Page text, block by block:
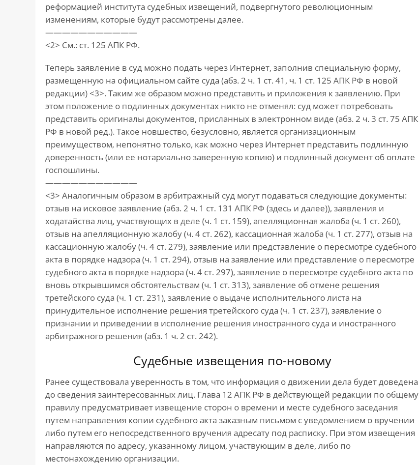
реформацией института судебных извещений, подвергнутого революционным
изменениям, которые будут рассмотрены далее.
———————————
<2> См.: ст. 125 АПК РФ.
Теперь заявление в суд можно подать через Интернет, заполнив специальную форму,
размещенную на официальном сайте суда (абз. 2 ч. 1 ст. 41, ч. 1 ст. 125 АПК РФ в новой
редакции) <3>. Таким же образом можно представить и приложения к заявлению. При
этом положение о подлинных документах никто не отменял: суд может потребовать
представить оригиналы документов, присланных в электронном виде (абз. 2 ч. 3 ст. 75 АПК
РФ в новой ред.). Такое новшество, безусловно, является организационным
преимуществом, непонятно только, как можно через Интернет представить подлинную
доверенность (или ее нотариально заверенную копию) и подлинный документ об оплате
госпошлины.
———————————
<3> Аналогичным образом в арбитражный суд могут подаваться следующие документы:
отзыв на исковое заявление (абз. 2 ч. 1 ст. 131 АПК РФ (здесь и далее)), заявления и
ходатайства лиц, участвующих в деле (ч. 1 ст. 159), апелляционная жалоба (ч. 1 ст. 260),
отзыв на апелляционную жалобу (ч. 4 ст. 262), кассационная жалоба (ч. 1 ст. 277), отзыв на
кассационную жалобу (ч. 4 ст. 279), заявление или представление о пересмотре судебного
акта в порядке надзора (ч. 1 ст. 294), отзыв на заявление или представление о пересмотре
судебного акта в порядке надзора (ч. 4 ст. 297), заявление о пересмотре судебного акта по
вновь открывшимся обстоятельствам (ч. 1 ст. 313), заявление об отмене решения
третейского суда (ч. 1 ст. 231), заявление о выдаче исполнительного листа на
принудительное исполнение решения третейского суда (ч. 1 ст. 237), заявление о
признании и приведении в исполнение решения иностранного суда и иностранного
арбитражного решения (абз. 1 ч. 2 ст. 242).
Судебные извещения по-новому
Ранее существовала уверенность в том, что информация о движении дела будет доведена
до сведения заинтересованных лиц. Глава 12 АПК РФ в действующей редакции по общему
правилу предусматривает извещение сторон о времени и месте судебного заседания
путем направления копии судебного акта заказным письмом с уведомлением о вручении
либо путем его непосредственного вручения адресату под расписку. При этом извещения
направляются по адресу, указанному лицом, участвующим в деле, либо по
местонахождению организации.